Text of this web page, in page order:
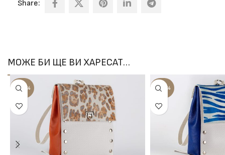
Share:
МОЖЕ БИ ЩЕ ВИ ХАРЕСАТ…
-100% -100%